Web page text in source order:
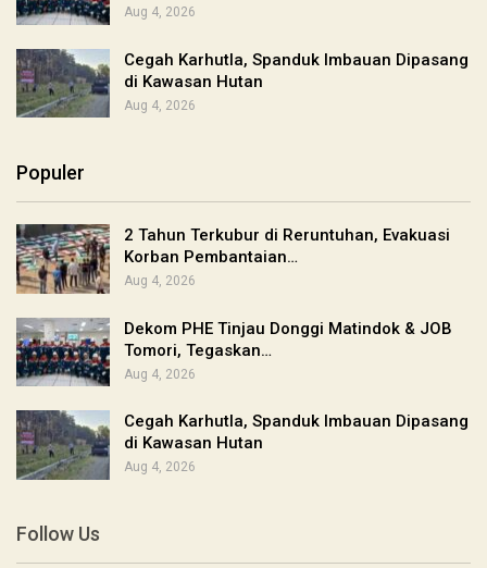
Aug 4, 2026
Cegah Karhutla, Spanduk Imbauan Dipasang
di Kawasan Hutan
Aug 4, 2026
Populer
2 Tahun Terkubur di Reruntuhan, Evakuasi
Korban Pembantaian…
Aug 4, 2026
Dekom PHE Tinjau Donggi Matindok & JOB
Tomori, Tegaskan…
Aug 4, 2026
Cegah Karhutla, Spanduk Imbauan Dipasang
di Kawasan Hutan
Aug 4, 2026
Follow Us